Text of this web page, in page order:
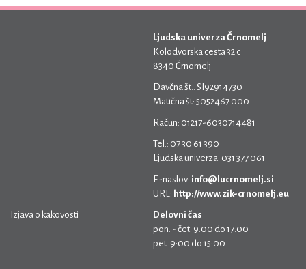
Izjava o kakovosti
Ljudska univerza Črnomelj
Kolodvorska cesta 32 c
8340 Črnomelj
Davčna št.: SI92914730
Matična št: 5052467 000
Račun: 01217-6030714481
Tel.: 07 30 61 390
Ljudska univerza: 031 377 061
E-naslov: info@lucrnomelj.si
URL: http://www.zik-crnomelj.eu
Delovni čas
pon. - čet. 9:00 do 17:00
pet. 9:00 do 15:00